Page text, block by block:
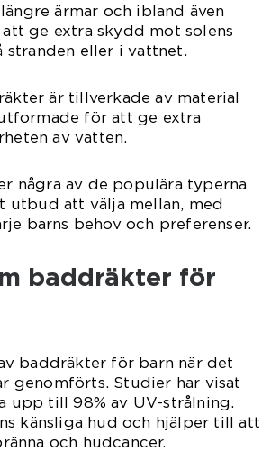
ärmar och ibland även
ge extra skydd mot solens
stranden eller i vattnet.
är tillverkade av material
för att ge extra
av vatten.
några av de populära typerna
att välja mellan, med
barns behov och preferenser.
baddräkter för
baddräkter för barn när det
genomförts. Studier har visat
upp till 98% av UV-strålning.
känsliga hud och hjälper till att
och hudcancer.